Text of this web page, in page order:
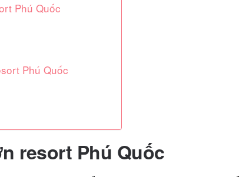
Phú Quốc
Phú Quốc
resort Phú Quốc